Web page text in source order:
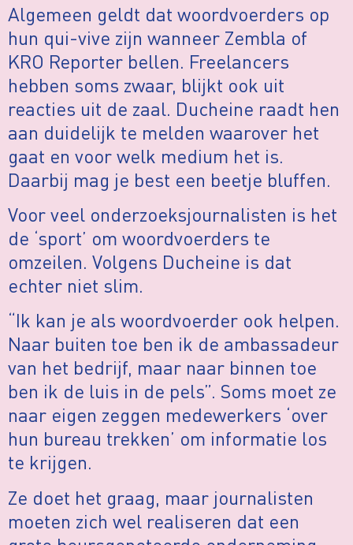
Algemeen geldt dat woordvoerders op
hun qui-vive zijn wanneer Zembla of
KRO Reporter bellen. Freelancers
hebben soms zwaar, blijkt ook uit
reacties uit de zaal. Ducheine raadt hen
aan duidelijk te melden waarover het
gaat en voor welk medium het is.
Daarbij mag je best een beetje bluffen.
Voor veel onderzoeksjournalisten is het
de ‘sport’ om woordvoerders te
omzeilen. Volgens Ducheine is dat
echter niet slim.
“Ik kan je als woordvoerder ook helpen.
Naar buiten toe ben ik de ambassadeur
van het bedrijf, maar naar binnen toe
ben ik de luis in de pels”. Soms moet ze
naar eigen zeggen medewerkers ‘over
hun bureau trekken’ om informatie los
te krijgen.
Ze doet het graag, maar journalisten
moeten zich wel realiseren dat een